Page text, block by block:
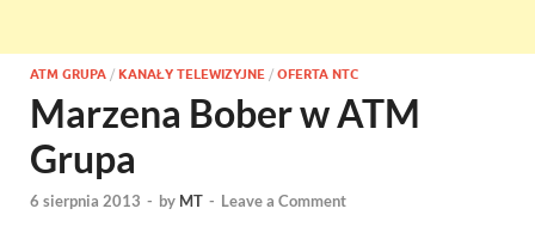
ATM GRUPA / KANAŁY TELEWIZYJNE / OFERTA NTC
Marzena Bober w ATM
Grupa
6 sierpnia 2013 - by MT - Leave a Comment